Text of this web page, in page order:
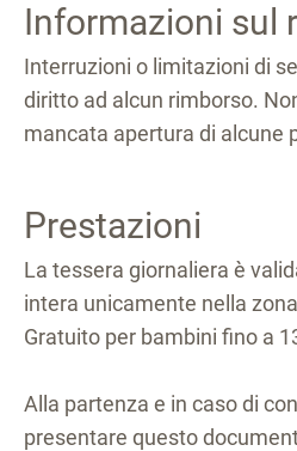
Informazioni sul
Interruzioni o limitazioni di
diritto ad alcun rimborso.
mancata apertura di alcune
Prestazioni
La tessera giornaliera è
intera unicamente nella
Gratuito per bambini fino a
Alla partenza e in caso di
presentare questo